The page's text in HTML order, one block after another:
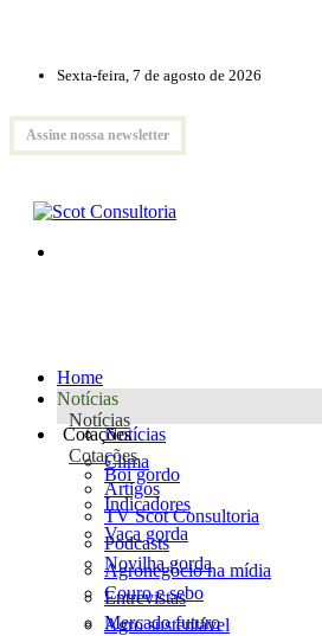
Sexta-feira, 7 de agosto de 2026
Assine nossa newsletter
Home
Notícias
Notícias
Notícias
Clima
Artigos
TV Scot Consultoria
Podcasts
Agronegócio na mídia
Entrevistas
Agro sustentável
Cotações
Cotações
Boi gordo
Indicadores
Vaca gorda
Novilha gorda
Couro e sebo
Mercado futuro